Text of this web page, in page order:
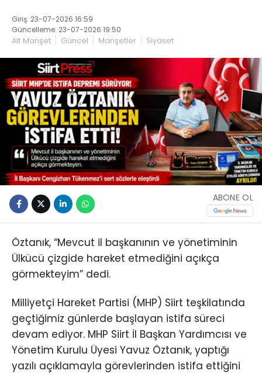
Giriş: 23-07-2026 16:59
Güncelleme: 23-07-2026 19:50
Alt Manşet Güncel Manşetler Siyaset
ABONE OL
Öztanık, “Mevcut il başkanının ve yönetiminin
Ülkücü çizgide hareket etmediğini açıkça
görmekteyim” dedi.
Milliyetçi Hareket Partisi (MHP) Siirt teşkilatında
geçtiğimiz günlerde başlayan istifa süreci
devam ediyor. MHP Siirt İl Başkan Yardımcısı ve
Yönetim Kurulu Üyesi Yavuz Öztanık, yaptığı
yazılı açıklamayla görevlerinden istifa ettiğini